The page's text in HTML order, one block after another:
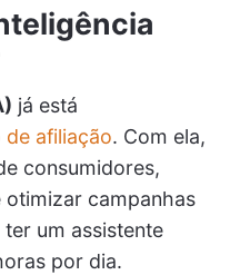
já está
de afiliação. Com ela,
consumidores,
campanhas
um assistente
por dia.